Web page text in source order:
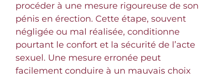
procéder à une mesure rigoureuse de son
pénis en érection. Cette étape, souvent
négligée ou mal réalisée, conditionne
pourtant le confort et la sécurité de l’acte
sexuel. Une mesure erronée peut
facilement conduire à un mauvais choix